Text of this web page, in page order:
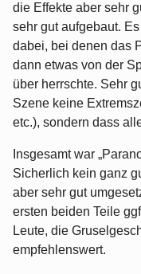
die Effekte aber sehr
sehr gut aufgebaut.
dabei, bei denen das
dann etwas von der
über herrschte. Sehr
Szene keine
etc.), sondern dass
Insgesamt war
Sicherlich kein ganz
aber sehr gut
ersten beiden Teile
Leute, die
empfehlenswert.